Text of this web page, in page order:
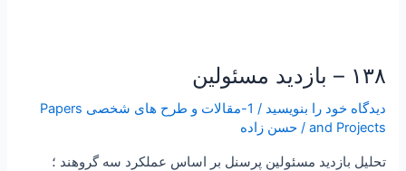
۱۳۸ – بازدید مسئولین
دیدگاه‌ خود را بنویسید /
1-مقالات و طرح های شخصی Papers
and Projects
/حسن زاده
تحلیل بازدید مسئولین پرسنل بر اساس عملکرد سه گروهند ؛
۱۳۸
بازدید
مسئولین